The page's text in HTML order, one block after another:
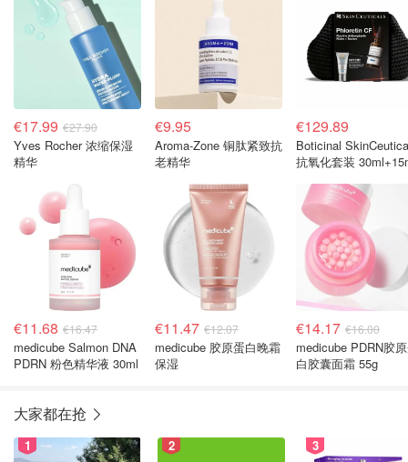
€17.99 €27.90
Yves Rocher 浓缩保湿
精华
€9.95
Aroma-Zone 铜肽紧致抗
老精华
€129.89
Boticinal
抗氧化套装
€11.68 €16.47
medicube Salmon DNA
PDRN 粉色精华液 30ml
€11.47 €12.07
medicube 胶原蛋白晚霜
保湿
€14.17 €16.00
medicube PDRN胶
白胶囊面霜 55g
大家都在抢
1 2 3